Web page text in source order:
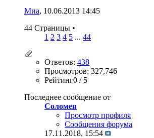
Миа, 10.06.2013 14:45
44 Страницы •
1 2 3 4 5 ... 44
Ответов: 438
Просмотров: 327,746
Рейтинг0 / 5
Последнее сообщение от
Соломея
Просмотр профиля
Сообщения форума
17.11.2018, 15:54